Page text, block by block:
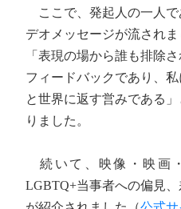
ここで、発起人の一人で
デオメッセージが流されま
「表現の場から誰も排除
フィードバックであり、
と世界に返す営みである
りました。
続いて、映像・映画
LGBTQ+当事者への偏見